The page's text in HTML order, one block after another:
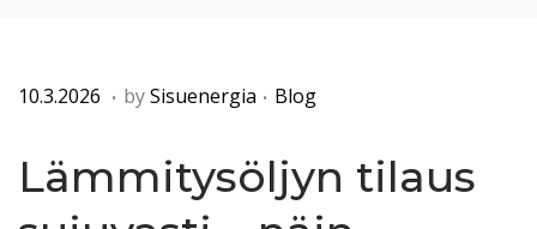
P
s
t
10.3.2026 8
.
. bySisuenergia . P
s
t
Blog
Lämmitysöljyn tilaus